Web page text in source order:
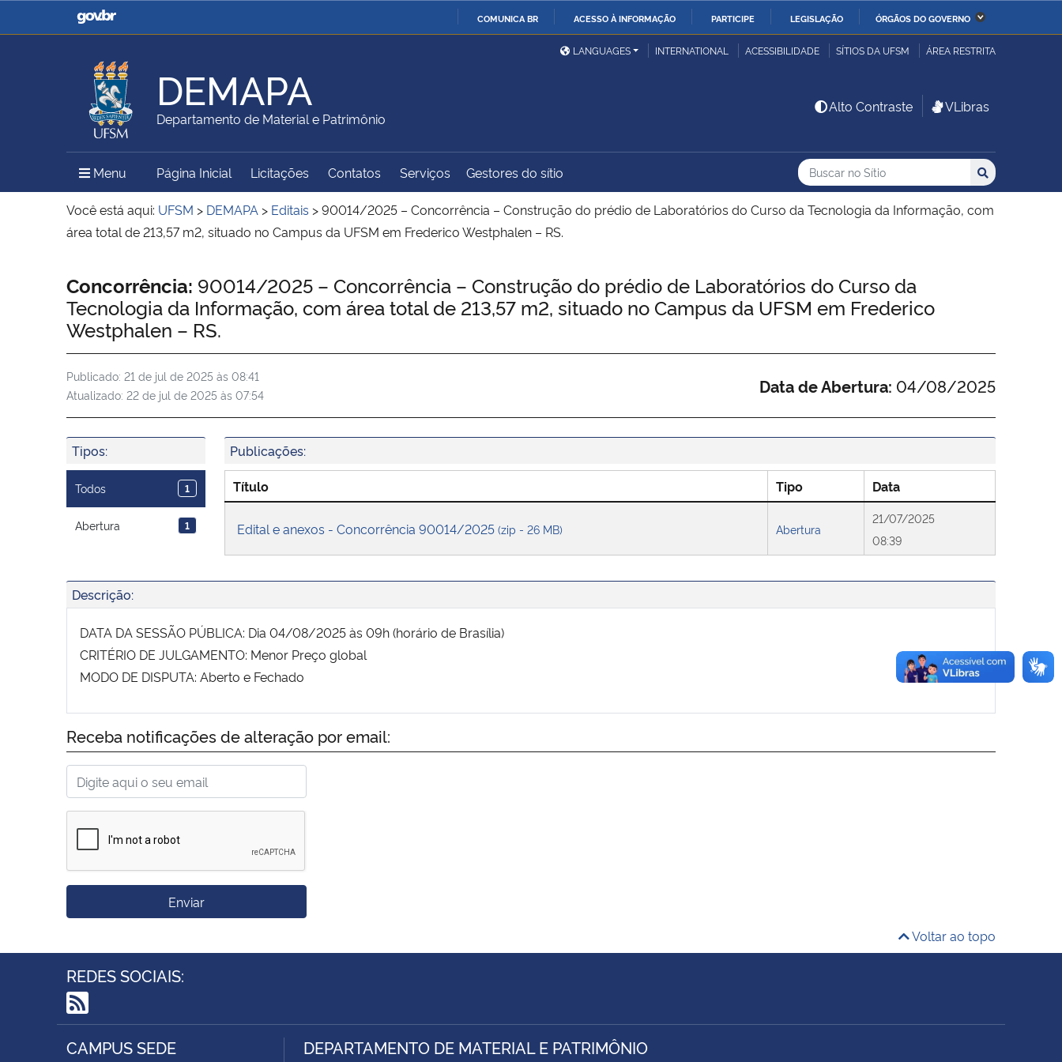
COMUNICA BR ACESSO À INFORMAÇÃO PARTICIPE LEGISLAÇÃO ÓRGÃOS DO GOVERNO
Casa Civil
Ministério da Justiça e
Ministério da Defesa
Ministério das Relações
Exteriores
Ministério da Economia Ministério da Infraestrutura
Ministério da Agricultura,
Pecuária e Abastecimento
Ministério da Educação
Ministério da Ciência,
Tecnologia, Inovações e
Ministério do Meio Ambiente Ministério do Turismo
Ministério do
Desenvolvimento Regional
Controladoria-Geral da
União
Família e dos Direitos
Institucional
LANGUAGES INTERNATIONAL ACESSIBILIDADE SÍTIOS DA UFSM ÁREA RESTRITA
DEMAPA
Departamento de Material e Patrimônio
Alto Contraste VLibras
Menu Menu Principal do Sítio
Página Inicial Licitações Contatos Serviços Gestores do sítio Busca
Buscar no no Sítio
Busca: Buscar
Você está aqui: UFSM > DEMAPA > Editais >90014/2025 – Concorrência – Construção do prédio de Laboratórios do Curso da Tecnologia da Informação, com
área total de 213,57 m2, situado no Campus da UFSM em Frederico Westphalen – RS.
Início do conteúdo
Concorrência: 90014/2025 – Concorrência – Construção do prédio de Laboratórios do Curso da
Tecnologia da Informação, com área total de 213,57 m2, situado no Campus da UFSM em Frederico
Westphalen – RS.
Publicado: 21 de jul de 2025 às 08:41
Atualizado: 22 de jul de 2025 às 07:54 Data de Abertura: 04/08/2025
Tipos:
Todos 1
Abertura 1
Publicações:
Título Tipo Data
Edital e anexos - Concorrência 90014/2025 (zip - 26 MB) Abertura
21/07/2025
08:39
Descrição:
DATA DA SESSÃO PÚBLICA: Dia 04/08/2025 às 09h (horário de Brasília)
CRITÉRIO DE JULGAMENTO: Menor Preço global
MODO DE DISPUTA: Aberto e Fechado
Receba notificações de alteração por email:
Enviar
Voltar ao topo
REDES SOCIAIS:
RSS
CAMPUS SEDE DEPARTAMENTO DE MATERIAL E PATRIMÔNIO